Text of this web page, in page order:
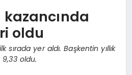
oldu
sırada yer aldı. Başkentin yıllık
oldu.